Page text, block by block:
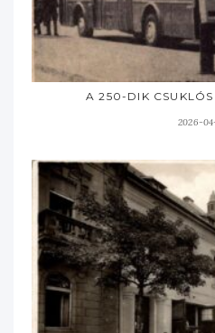
A 250-DIK
2026-